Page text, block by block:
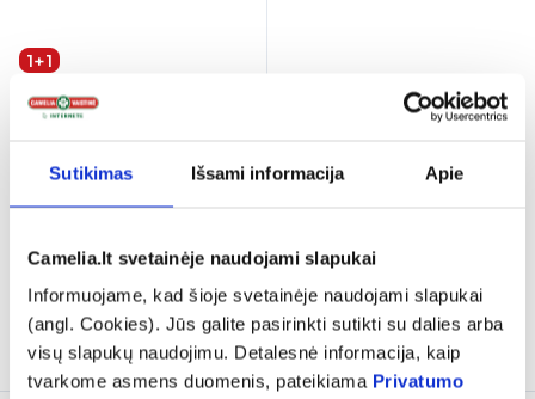
Sutikimas Išsami informacija Apie
Camelia.lt svetainėje naudojami slapukai
Informuojame, kad šioje svetainėje naudojami slapukai
(angl. Cookies). Jūs galite pasirinkti sutikti su dalies arba
visų slapukų naudojimu. Detalesnė informacija, kaip
tvarkome asmens duomenis, pateikiama Privatumo
1+1
VIVAVIT maisto papildas
CINKAS 20 mg, 30 tab.
Įvertinimas 5.0 iš 5
(3)
Antra prekė -
Į krepšelį
ECOSH maisto papildas
ASHWAGANDHA 400 mg,